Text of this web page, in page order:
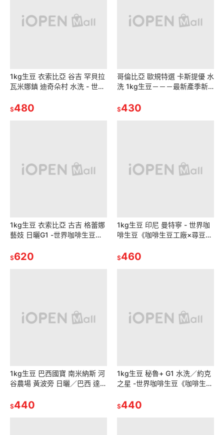
1kg生豆 衣索比亞 谷吉 罕貝拉
瓦米娜鎮 迪奇朵村 水洗 - 世界
~只為飄香台灣》咖啡生豆
$480
哥倫比亞 歐規特選 卡斯提優 水
洗 1kg生豆－－－最新產季新
世界咖啡生豆
$430
1kg生豆 衣索比亞 古吉 格蕾娜
藝妓 日曬G1 -世界咖啡生豆咖
×尋豆~只為飄香台灣》
$620
1kg生豆 印尼 曼特寧 - 世界咖
啡生豆《咖啡生豆工廠×尋豆~
豆 精品豆
$460
1kg生豆 巴西國寶 南米納斯 河
谷農場 黃波旁 日曬／巴西 達斯
曬-世界咖啡生豆 咖啡豆
$440
1kg生豆 秘魯+ G1 水洗／約克
之星 -世界咖啡生豆《咖啡生豆
豆咖啡生豆 莊園豆 精品豆
$440